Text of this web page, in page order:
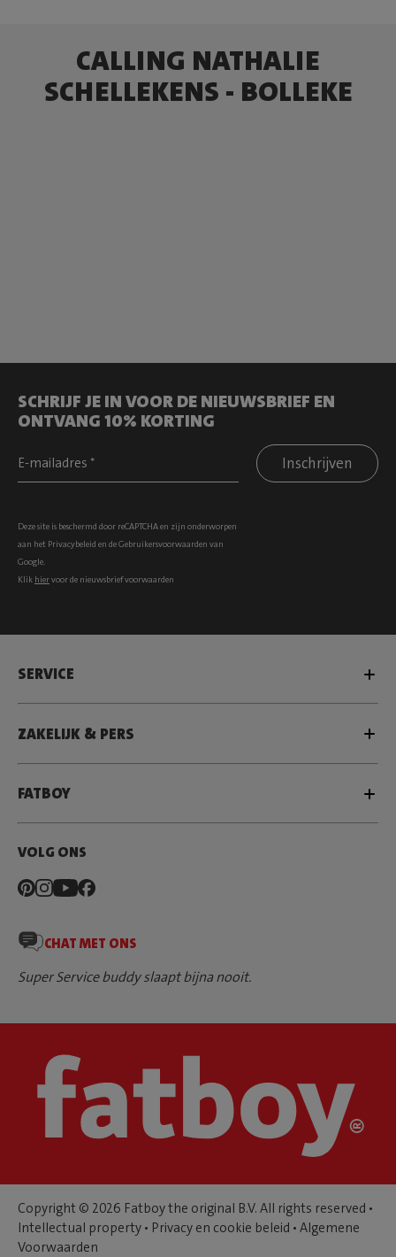
CALLING NATHALIE
SCHELLEKENS - BOLLEKE
SCHRIJF JE IN VOOR DE NIEUWSBRIEF EN
ONTVANG 10% KORTING
Inschrijven
Deze site is beschermd door reCAPTCHA en zijn onderworpen
aan het Privacybeleid en deGebruikersvoorwaarden van
Google.
Klik hiervoor de nieuwsbrief voorwaarden
SERVICE
ZAKELIJK & PERS
FATBOY
VOLG ONS
CHAT MET ONS
Super Service buddy slaapt bijna nooit.
Copyright © 2026 Fatboy the original B.V. All rights reserved •
Intellectual property • Privacy en cookie beleid • Algemene
Voorwaarden